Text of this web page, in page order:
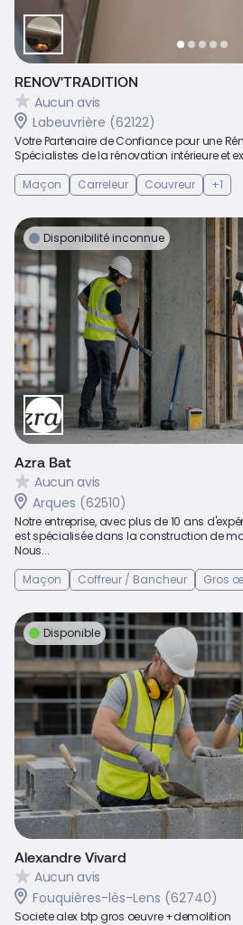
RENOV'TRADITION
Aucun avis
Labeuvrière (62122)
Votre Partenaire de Confiance pour une
Spécialistes de la rénovation intérieure et
Maçon
Carreleur Couvreur +1
Disponibilité inconnue
Azra Bat
Aucun avis
Arques (62510)
Notre entreprise, avec plus de 10 ans
est spécialisée dans la construction de
Nous...
Maçon
Coffreur / Bancheur Gros
Disponible
Alexandre Vivard
Aucun avis
Fouquières-lès-Lens (62740)
Societe alex btp gros oeuvre +demolition